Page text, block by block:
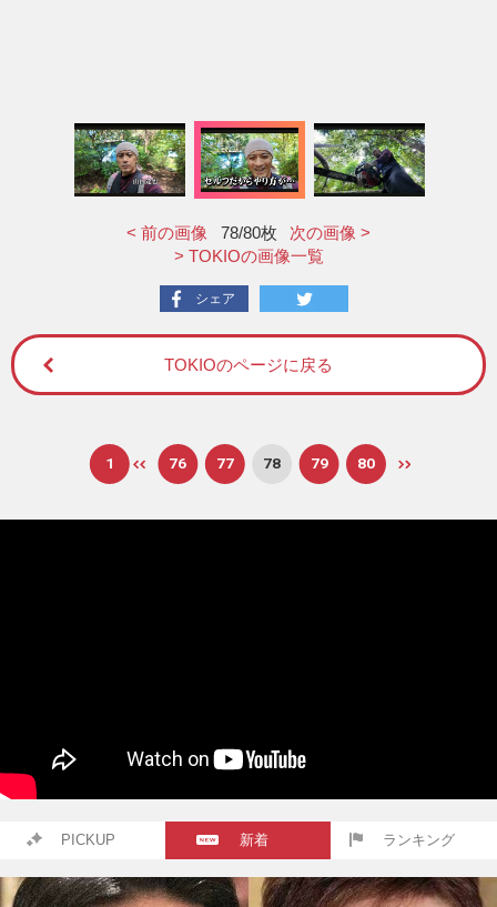
< 前の画像 78/80枚
次の画像 >
> TOKIOの画像一覧
シェア
TOKIOのページに戻る
1 76 77 78 79 80
PICKUP 新着 ランキング